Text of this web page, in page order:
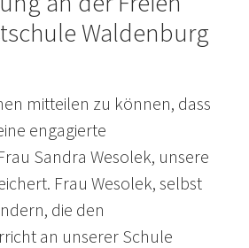
Waldenburg
mitteilen zu können, dass
engagierte
Sandra Wesolek, unsere
Frau Wesolek, selbst
die den
an unserer Schule